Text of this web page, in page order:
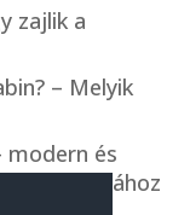
zajlik a
– Melyik
és
kialakításához